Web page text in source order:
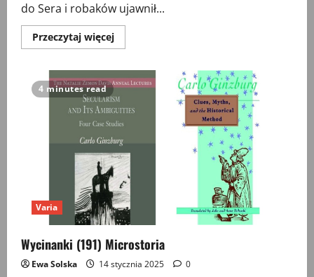
do Sera i robaków ujawnił...
Przeczytaj więcejPrzeczytaj
więcej
(192)
Udziwnienie/straniamento/
остранение)
4 minutes read
Varia
Wycinanki (191) Microstoria
Ewa Solska 14 stycznia 2025 0